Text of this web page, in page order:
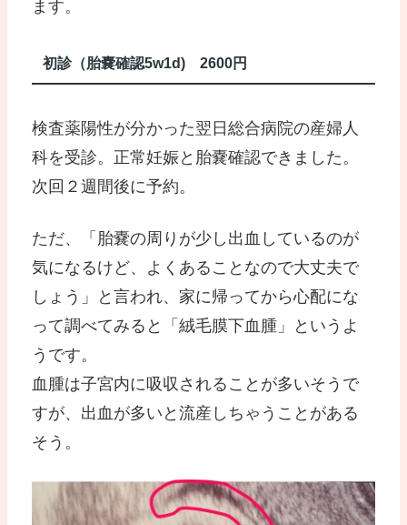
ます。
初診（胎嚢確認5w1d) 2600円
検査薬陽性が分かった翌日総合病院の産婦人
科を受診。正常妊娠と胎嚢確認できました。
次回２週間後に予約。
ただ、「胎嚢の周りが少し出血しているのが
気になるけど、よくあることなので大丈夫で
しょう」と言われ、家に帰ってから心配にな
って調べてみると「絨毛膜下血腫」というよ
うです。
血腫は子宮内に吸収されることが多いそうで
すが、出血が多いと流産しちゃうことがある
そう。